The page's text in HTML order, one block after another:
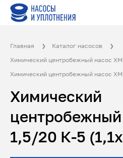
Главная
Каталог насосов
Химический центробежный насос ХМ
Химический центробежный насос
Химический
1,5/20 К-5